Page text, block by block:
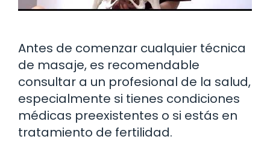
Antes de comenzar cualquier técnica
de masaje, es recomendable
consultar a un profesional de la salud,
especialmente si tienes condiciones
médicas preexistentes o si estás en
tratamiento de fertilidad.